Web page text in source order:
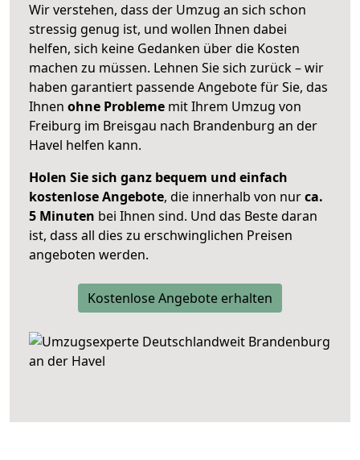
Wir verstehen, dass der Umzug an sich schon
stressig genug ist, und wollen Ihnen dabei
helfen, sich keine Gedanken über die Kosten
machen zu müssen. Lehnen Sie sich zurück – wir
haben garantiert passende Angebote für Sie, das
Ihnen ohne Probleme mit Ihrem Umzug von
Freiburg im Breisgau nach Brandenburg an der
Havel helfen kann.
Holen Sie sich ganz bequem und einfach
kostenlose Angebote, die innerhalb von nurca.
5 Minuten bei Ihnen sind. Und das Beste daran
ist, dass all dies zu erschwinglichen Preisen
angeboten werden.
Kostenlose Angebote erhalten